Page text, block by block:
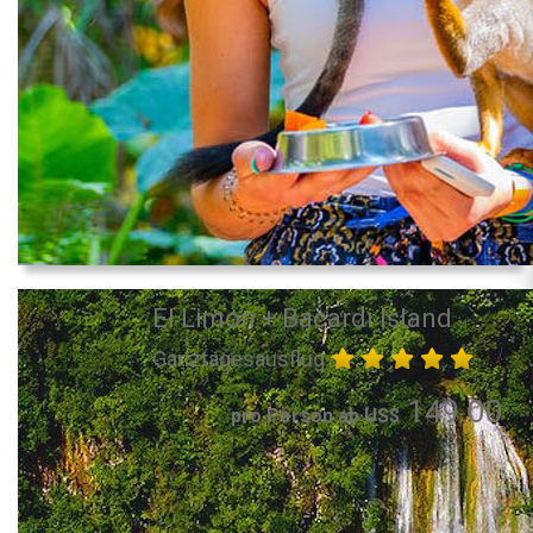
El Limon + Bacardi Island
Ganztagesausflug
pro Person ab US$149.00